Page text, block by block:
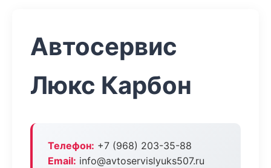
Автосервис
Люкс Карбон
Телефон: +7 (968) 203-35-88
Email: info@avtoservislyuks507.ru